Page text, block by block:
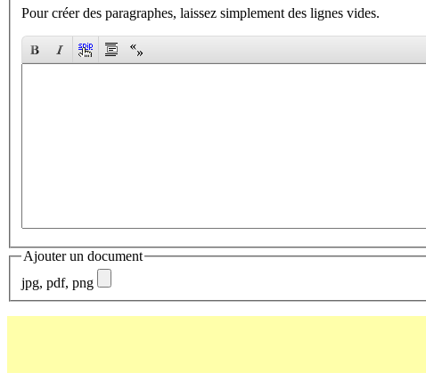
Pour créer des paragraphes, laissez simplement des lignes vides.
Ajouter un document
jpg, pdf, png